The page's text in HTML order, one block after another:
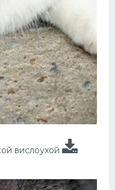
вислоухой